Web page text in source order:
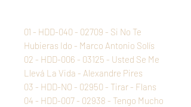
01 - HDD-040 - 02709 - Si No Te
Hubieras Ido - Marco Antonio Solís
02 - HDD-006 - 03125 - Usted Se Me
Llevá La Vida - Alexandre Pires
03 - HDD-NO - 02950 - Tirar - Flans
04 - HDD-007 - 02938 - Tengo Mucho